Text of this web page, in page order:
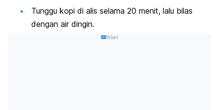
Tunggu kopi di alis selama 20 menit, lalu bilas
dengan air dingin.
Iklan